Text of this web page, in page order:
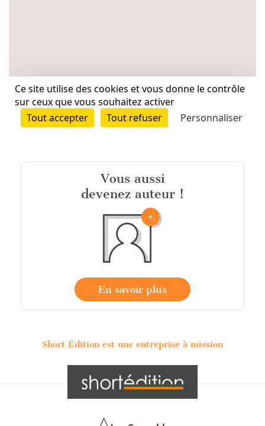
Vous aussi
devenez auteur !
En savoir plus
Short Édition est une entreprise à mission